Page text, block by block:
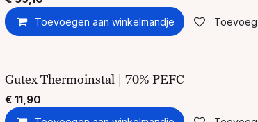
Toevoegen aan winkelmandje
Gutex Thermoinstal | 70% PEFC
€ 11,90